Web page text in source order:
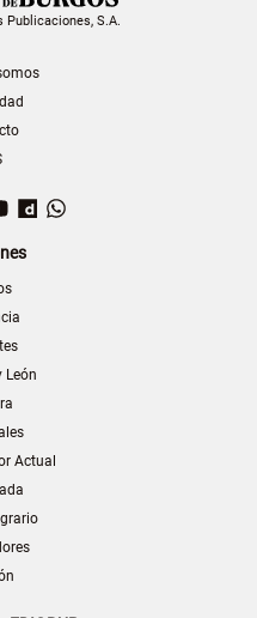
Publicaciones, S.A.
YouTubeDailymotion
León
Actual